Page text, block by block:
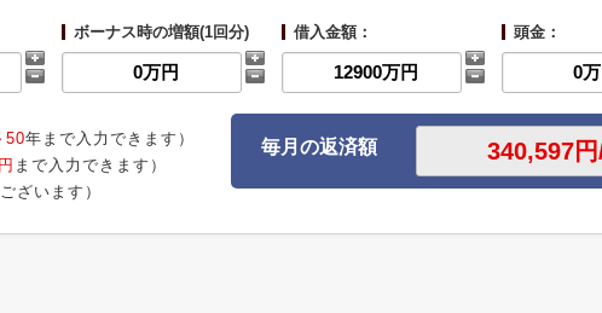
ボーナス時の増額(1回分) 借入金額： 頭金：
50年まで入力できます）
まで入力できます）
ざいます）
毎月の返済額